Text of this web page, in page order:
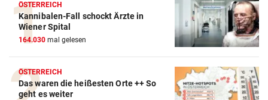
ÖSTERREICH
Kannibalen-Fall schockt Ärzte in
Wiener Spital
164.030 mal gelesen
ÖSTERREICH
Das waren die heißesten Orte ++ So
geht es weiter